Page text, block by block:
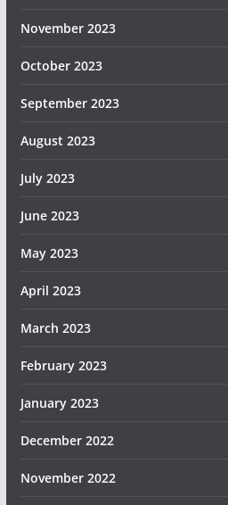
November 2023
October 2023
September 2023
August 2023
July 2023
June 2023
May 2023
April 2023
March 2023
February 2023
January 2023
December 2022
November 2022